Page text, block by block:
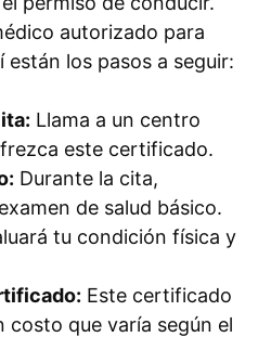
autorizado para
están los pasos a seguir:
Llama a un centro
este certificado.
Durante la cita,
de salud básico.
tu condición física y
Este certificado
costo que varía según el